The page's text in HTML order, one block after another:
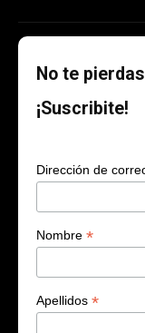
No te
¡Suscribite!
Dirección de
Nombre *
Apellidos *